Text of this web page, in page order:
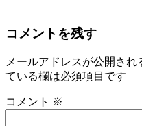
コメントを残す
メールアドレスが公開され
ている欄は必須項目です
コメント ※